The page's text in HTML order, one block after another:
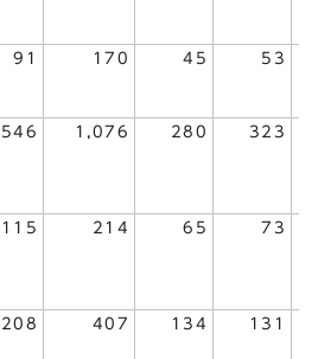
91 170 45 53
546 1,076 280 323
115 214 65 73
208 407 134 131